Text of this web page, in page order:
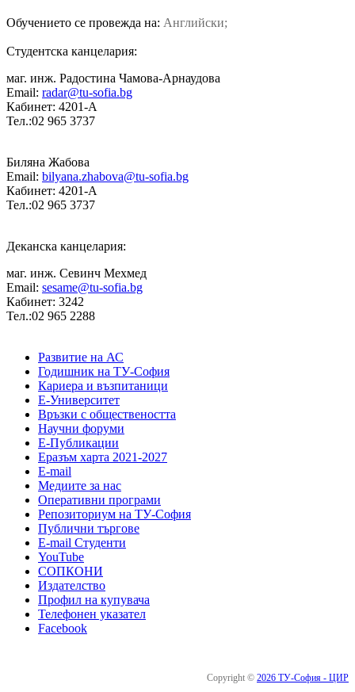
Обучението се провежда на: Английски;
Студентска канцелария:
маг. инж. Радостина Чамова-Арнаудова
Email: radar@tu-sofia.bg
Кабинет: 4201-А
Тел.:02 965 3737
Биляна Жабова
Email: bilyana.zhabova@tu-sofia.bg
Кабинет: 4201-А
Тел.:02 965 3737
Деканска канцелария:
маг. инж. Севинч Мехмед
Email: sesame@tu-sofia.bg
Кабинет: 3242
Тел.:02 965 2288
Развитие на АС
Годишник на ТУ-София
Кариера и възпитаници
Е-Университет
Връзки с обществеността
Научни форуми
Е-Публикации
Еразъм харта 2021-2027
E-mail
Медиите за нас
Оперативни програми
Репозиториум на ТУ-София
Публични търгове
Е-mail Студенти
YouTube
СОПКОНИ
Издателство
Профил на купувача
Телефонен указател
Facebook
Copyright © 2026 ТУ-София - ЦИР